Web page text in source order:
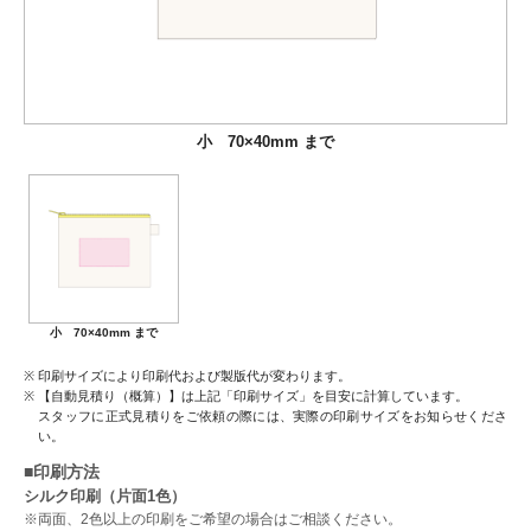
小 70×40mm まで
小 70×40mm まで
印刷サイズにより印刷代および製版代が変わります。
【自動見積り（概算）】は上記「印刷サイズ」を目安に計算しています。
スタッフに正式見積りをご依頼の際には、実際の印刷サイズをお知らせくださ
い。
■印刷方法
シルク印刷（片面1色）
※両面、2色以上の印刷をご希望の場合はご相談ください。